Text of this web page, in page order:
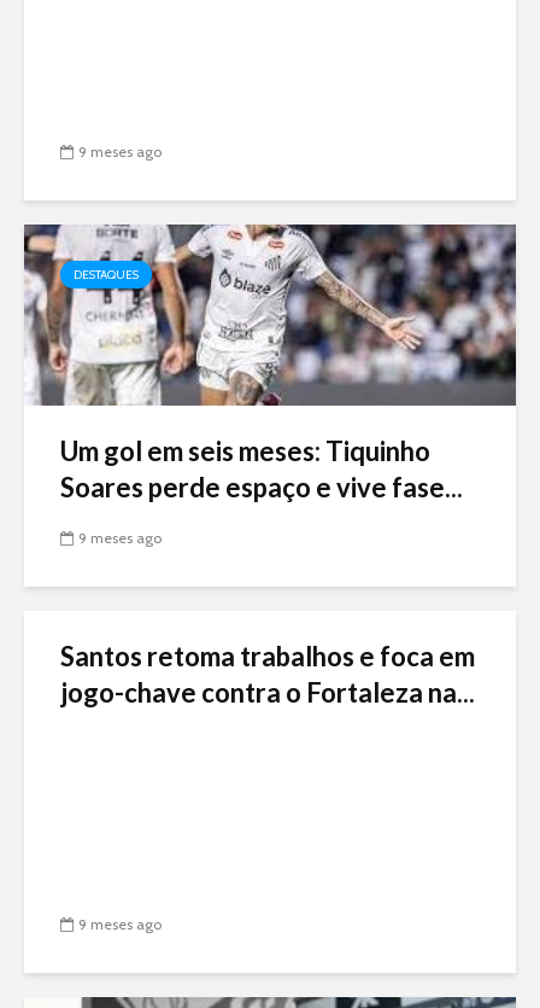
9 meses ago
DESTAQUES
Um gol em seis meses: Tiquinho
Soares perde espaço e vive fase...
9 meses ago
Santos retoma trabalhos e foca em
jogo-chave contra o Fortaleza na...
9 meses ago